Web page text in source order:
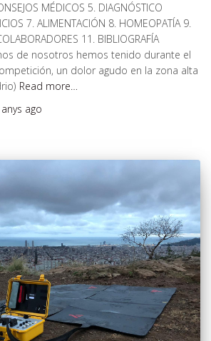
MÉDICOS 5. DIAGNÓSTICO
7. ALIMENTACIÓN 8. HOMEOPATÍA 9.
11. BIBLIOGRAFÍA
de nosotros hemos tenido durante el
un dolor agudo en la zona alta
Read more…
ago